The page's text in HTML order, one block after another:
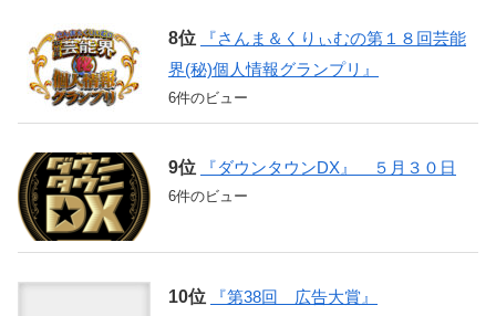
『さんま＆くりぃむの第１８回芸能
界(秘)個人情報グランプリ』
6件のビュー
『ダウンタウンDX』 ５月３０日
6件のビュー
『第38回 広告大賞』